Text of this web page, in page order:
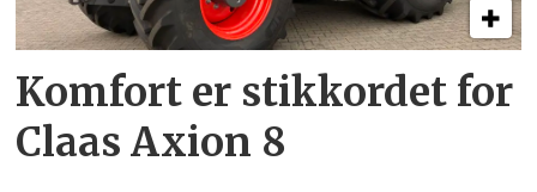
Komfort er stikkordet for
Claas Axion 8